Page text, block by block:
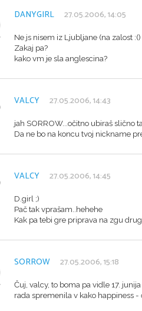
DANYGIRL 27.05.2006, 14:05
Ne js nisem iz Ljubljane (na zalost
Zakaj pa?
kako vm je sla anglescina?
VALCY 27.05.2006, 14:43
jah SORROW...očitno ubiraš slično
Da ne bo na koncu tvoj nickname
VALCY 27.05.2006, 14:45
D.girl ;)
Pač tak vprašam..hehehe
Kak pa tebi gre priprava na zgu
SORROW 27.05.2006, 15:18
Čuj, valcy, to boma pa vidle 17.
rada spremenila v kako happiness